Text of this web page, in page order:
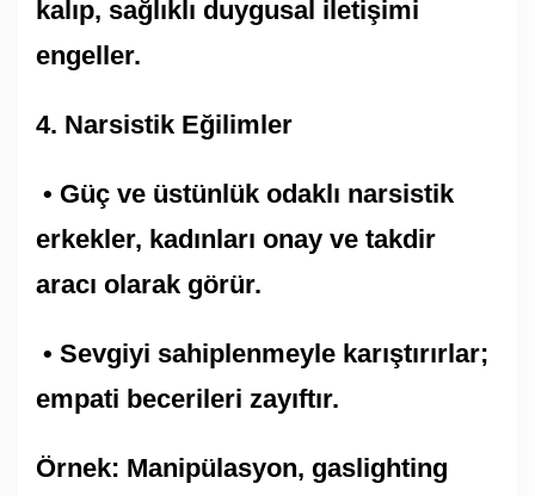
kalıp, sağlıklı duygusal iletişimi
engeller.
4.⁠ ⁠Narsistik Eğilimler
• Güç ve üstünlük odaklı narsistik
erkekler, kadınları onay ve takdir
aracı olarak görür.
• Sevgiyi sahiplenmeyle karıştırırlar;
empati becerileri zayıftır.
Örnek: Manipülasyon, gaslighting